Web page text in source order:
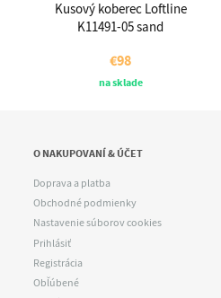
Kusový koberec Loftline
K11491-05 sand
€98
na sklade
O NAKUPOVANÍ & ÚČET
Doprava a platba
Obchodné podmienky
Nastavenie súborov cookies
Prihlásiť
Registrácia
Obľúbené